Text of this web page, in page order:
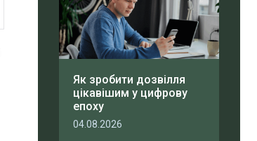
Як зробити дозвілля
цікавішим у цифрову
епоху
04.08.2026